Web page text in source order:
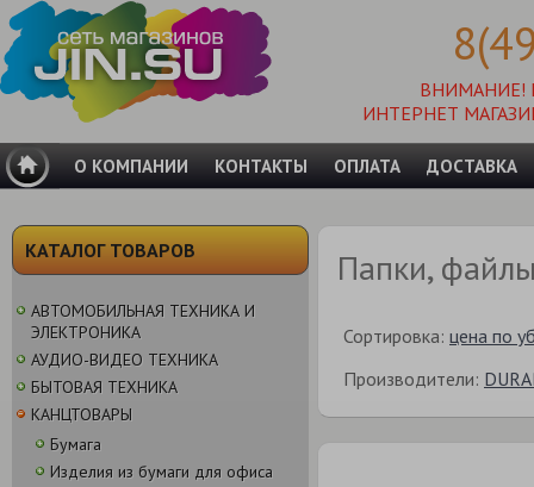
ВНИМАНИЕ!
ИНТЕРНЕТ
О КОМПАНИИ КОНТАКТЫ ОПЛАТА ДОСТАВКА
КАТАЛОГ ТОВАРОВ
АВТОМОБИЛЬНАЯ ТЕХНИКА И
ЭЛЕКТРОНИКА
АУДИО-ВИДЕО ТЕХНИКА
БЫТОВАЯ ТЕХНИКА
КАНЦТОВАРЫ
Бумага
Изделия из бумаги для офиса
Папки,
Сортировка: цена по
Производители: